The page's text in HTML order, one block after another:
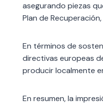
asegurando piezas
Plan de
En términos de
directivas europeas
producir localmente
En resumen, la